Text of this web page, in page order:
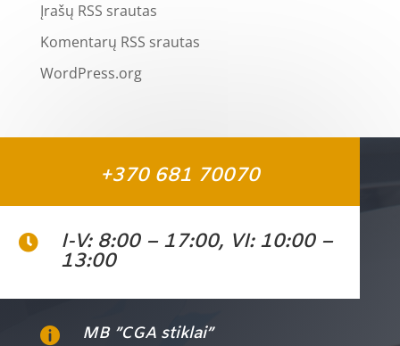
Įrašų RSS srautas
Komentarų RSS srautas
WordPress.org
+370 681 70070
 I-V: 8:00 – 17:00, VI: 10:00 –
13:00
 MB ”CGA stiklai”